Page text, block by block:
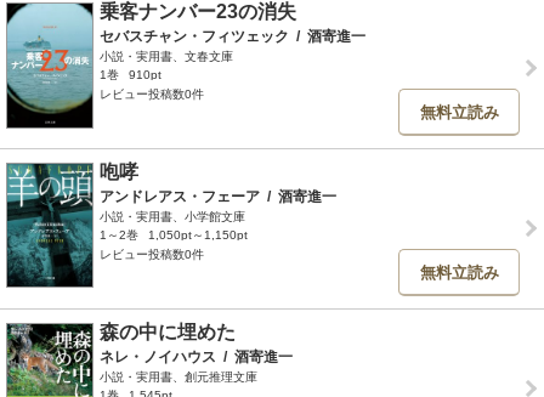
乗客ナンバー23の消失
セバスチャン・フィツェック / 酒寄進一
小説・実用書、文春文庫
1巻
910pt
レビュー投稿数0件
無料立読み
咆哮
アンドレアス・フェーア / 酒寄進一
小説・実用書、小学館文庫
1～2巻
1,050pt～1,150pt
レビュー投稿数0件
無料立読み
森の中に埋めた
ネレ・ノイハウス / 酒寄進一
小説・実用書、創元推理文庫